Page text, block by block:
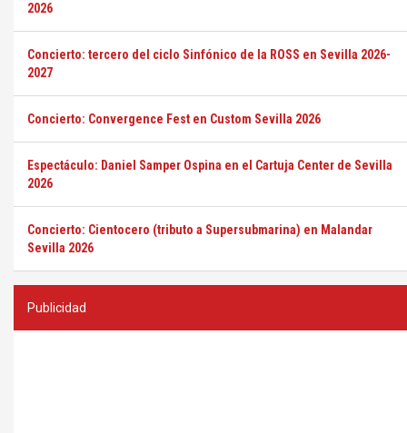
2026
Concierto: tercero del ciclo Sinfónico de la ROSS en Sevilla 2026-
2027
Concierto: Convergence Fest en Custom Sevilla 2026
Espectáculo: Daniel Samper Ospina en el Cartuja Center de Sevilla
2026
Concierto: Cientocero (tributo a Supersubmarina) en Malandar
Sevilla 2026
Publicidad